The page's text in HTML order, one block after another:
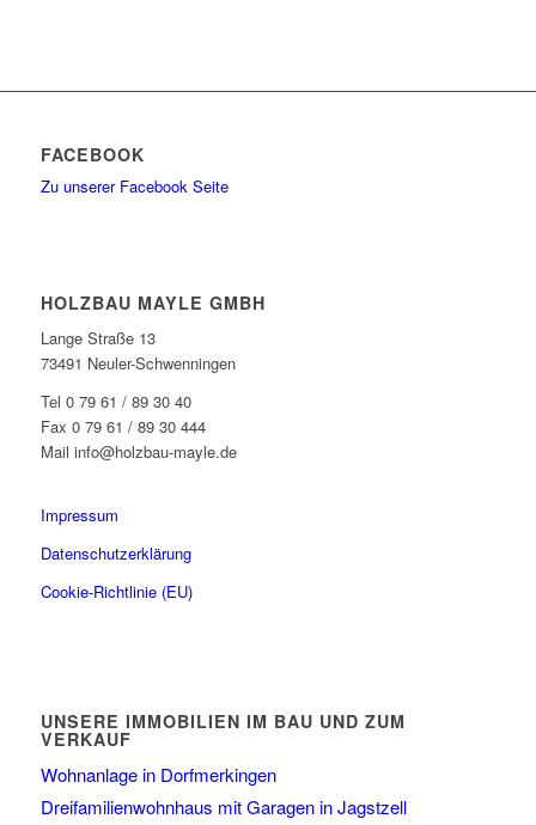
FACEBOOK
Zu unserer Facebook Seite
HOLZBAU MAYLE GMBH
Lange Straße 13
73491 Neuler-Schwenningen
Tel 0 79 61 / 89 30 40
Fax 0 79 61 / 89 30 444
Mail info@holzbau-mayle.de
Impressum
Datenschutzerklärung
Cookie-Richtlinie (EU)
UNSERE IMMOBILIEN IM BAU UND ZUM
VERKAUF
Wohnanlage in Dorfmerkingen
Dreifamilienwohnhaus mit Garagen in Jagstzell